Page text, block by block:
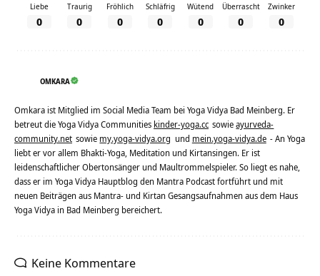
Liebe
0
Traurig
0
Fröhlich
0
Schläfrig
0
Wütend
0
Überrascht
0
Zwinker
0
OMKARA
Omkara ist Mitglied im Social Media Team bei Yoga Vidya Bad Meinberg. Er
betreut die Yoga Vidya Communities kinder-yoga.cc sowieayurveda-
community.net sowie my.yoga-vidya.org und mein.yoga-vidya.de - An Yoga
liebt er vor allem Bhakti-Yoga, Meditation und Kirtansingen. Er ist
leidenschaftlicher Obertonsänger und Maultrommelspieler. So liegt es nahe,
dass er im Yoga Vidya Hauptblog den Mantra Podcast fortführt und mit
neuen Beiträgen aus Mantra- und Kirtan Gesangsaufnahmen aus dem Haus
Yoga Vidya in Bad Meinberg bereichert.
Keine Kommentare